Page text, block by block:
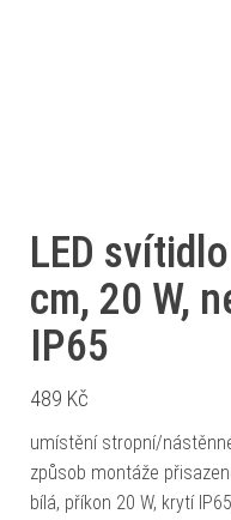
LED
cm, 20 W,
IP65
489 Kč
umístění stropní/
způsob montáže
bílá, příkon 20 W, krytí